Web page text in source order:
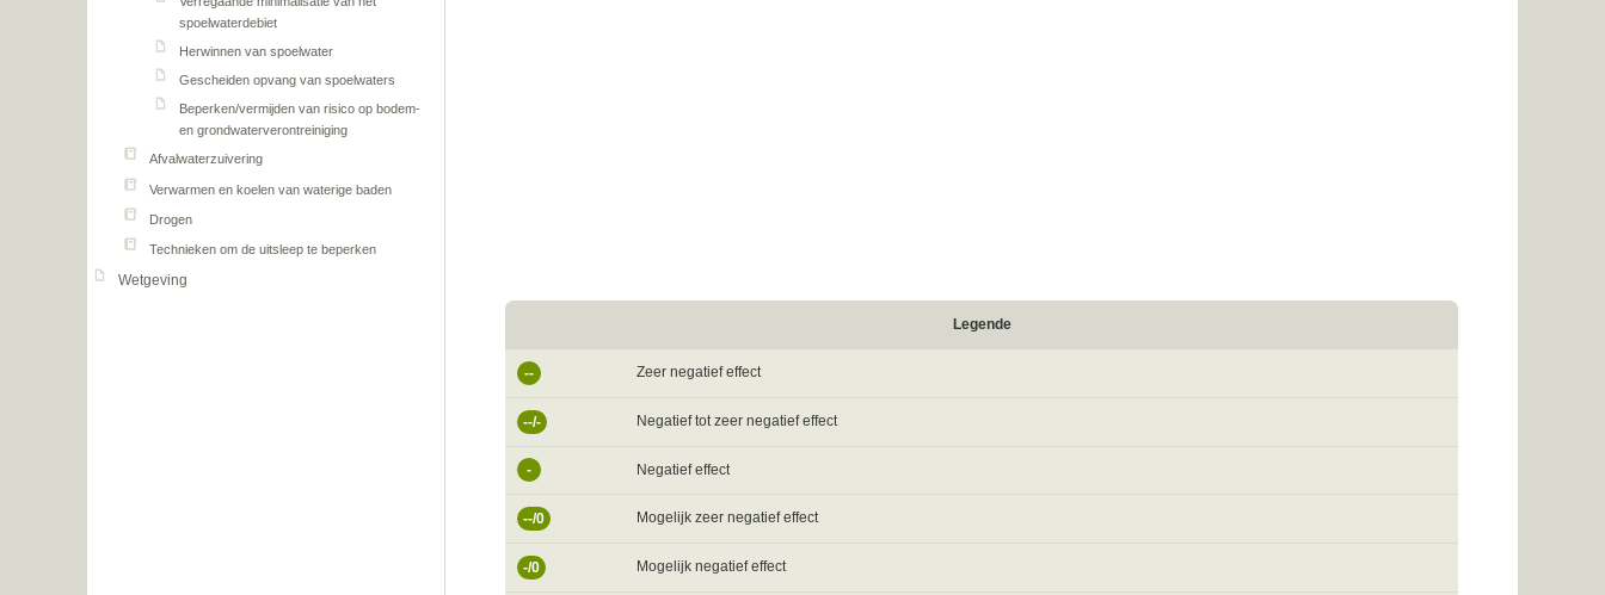
spoelwaterdebiet
Herwinnen van spoelwater
Gescheiden opvang van spoelwaters
Beperken/vermijden van risico op bodem-
en grondwaterverontreiniging
Afvalwaterzuivering
Verwarmen en koelen van waterige baden
Drogen
Technieken om de uitsleep te beperken
Wetgeving
Legende
-- Zeer negatief effect
--/- Negatief tot zeer negatief effect
- Negatief effect
--/0 Mogelijk zeer negatief effect
-/0 Mogelijk negatief effect